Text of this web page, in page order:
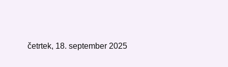
četrtek, 18. september 2025